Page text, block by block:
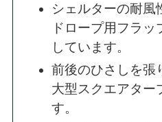
シェルターの耐風
ドロープ用フラ
しています。
前後のひさしを張
大型スクエアター
す。